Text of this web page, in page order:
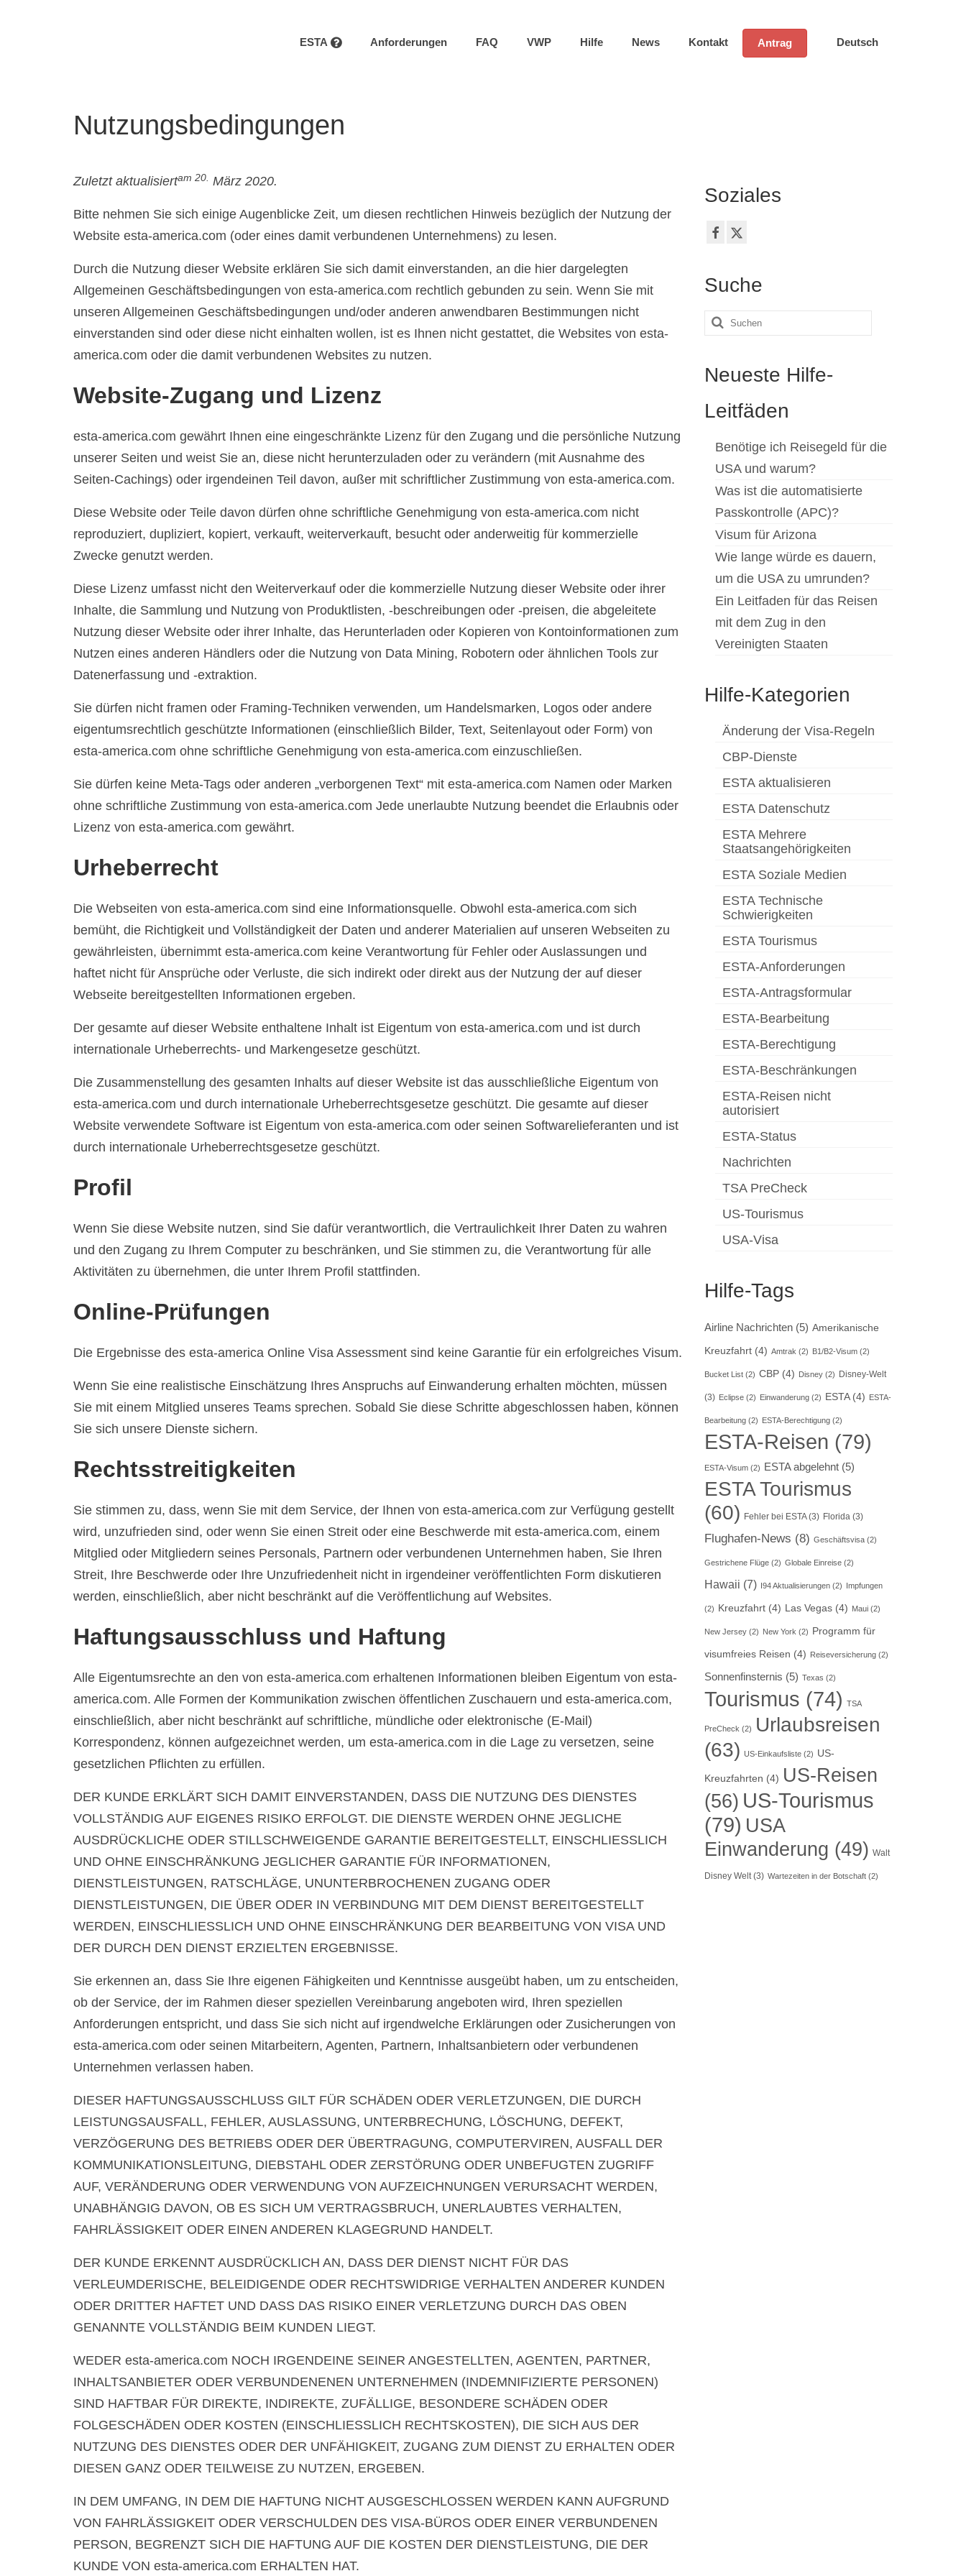
ESTA Anforderungen FAQ VWP Hilfe News Kontakt Antrag Deutsch
Nutzungsbedingungen
Zuletzt aktualisiertam 20. März 2020.
Bitte nehmen Sie sich einige Augenblicke Zeit, um diesen rechtlichen Hinweis bezüglich der Nutzung der
Website esta-america.com (oder eines damit verbundenen Unternehmens) zu lesen.
Durch die Nutzung dieser Website erklären Sie sich damit einverstanden, an die hier dargelegten
Allgemeinen Geschäftsbedingungen von esta-america.com rechtlich gebunden zu sein. Wenn Sie mit
unseren Allgemeinen Geschäftsbedingungen und/oder anderen anwendbaren Bestimmungen nicht
einverstanden sind oder diese nicht einhalten wollen, ist es Ihnen nicht gestattet, die Websites von esta-
america.com oder die damit verbundenen Websites zu nutzen.
Website-Zugang und Lizenz
esta-america.com gewährt Ihnen eine eingeschränkte Lizenz für den Zugang und die persönliche Nutzung
unserer Seiten und weist Sie an, diese nicht herunterzuladen oder zu verändern (mit Ausnahme des
Seiten-Cachings) oder irgendeinen Teil davon, außer mit schriftlicher Zustimmung von esta-america.com.
Diese Website oder Teile davon dürfen ohne schriftliche Genehmigung von esta-america.com nicht
reproduziert, dupliziert, kopiert, verkauft, weiterverkauft, besucht oder anderweitig für kommerzielle
Zwecke genutzt werden.
Diese Lizenz umfasst nicht den Weiterverkauf oder die kommerzielle Nutzung dieser Website oder ihrer
Inhalte, die Sammlung und Nutzung von Produktlisten, -beschreibungen oder -preisen, die abgeleitete
Nutzung dieser Website oder ihrer Inhalte, das Herunterladen oder Kopieren von Kontoinformationen zum
Nutzen eines anderen Händlers oder die Nutzung von Data Mining, Robotern oder ähnlichen Tools zur
Datenerfassung und -extraktion.
Sie dürfen nicht framen oder Framing-Techniken verwenden, um Handelsmarken, Logos oder andere
eigentumsrechtlich geschützte Informationen (einschließlich Bilder, Text, Seitenlayout oder Form) von
esta-america.com ohne schriftliche Genehmigung von esta-america.com einzuschließen.
Sie dürfen keine Meta-Tags oder anderen „verborgenen Text“ mit esta-america.com Namen oder Marken
ohne schriftliche Zustimmung von esta-america.com Jede unerlaubte Nutzung beendet die Erlaubnis oder
Lizenz von esta-america.com gewährt.
Urheberrecht
Die Webseiten von esta-america.com sind eine Informationsquelle. Obwohl esta-america.com sich
bemüht, die Richtigkeit und Vollständigkeit der Daten und anderer Materialien auf unseren Webseiten zu
gewährleisten, übernimmt esta-america.com keine Verantwortung für Fehler oder Auslassungen und
haftet nicht für Ansprüche oder Verluste, die sich indirekt oder direkt aus der Nutzung der auf dieser
Webseite bereitgestellten Informationen ergeben.
Der gesamte auf dieser Website enthaltene Inhalt ist Eigentum von esta-america.com und ist durch
internationale Urheberrechts- und Markengesetze geschützt.
Die Zusammenstellung des gesamten Inhalts auf dieser Website ist das ausschließliche Eigentum von
esta-america.com und durch internationale Urheberrechtsgesetze geschützt. Die gesamte auf dieser
Website verwendete Software ist Eigentum von esta-america.com oder seinen Softwarelieferanten und ist
durch internationale Urheberrechtsgesetze geschützt.
Profil
Wenn Sie diese Website nutzen, sind Sie dafür verantwortlich, die Vertraulichkeit Ihrer Daten zu wahren
und den Zugang zu Ihrem Computer zu beschränken, und Sie stimmen zu, die Verantwortung für alle
Aktivitäten zu übernehmen, die unter Ihrem Profil stattfinden.
Online-Prüfungen
Die Ergebnisse des esta-america Online Visa Assessment sind keine Garantie für ein erfolgreiches Visum.
Wenn Sie eine realistische Einschätzung Ihres Anspruchs auf Einwanderung erhalten möchten, müssen
Sie mit einem Mitglied unseres Teams sprechen. Sobald Sie diese Schritte abgeschlossen haben, können
Sie sich unsere Dienste sichern.
Rechtsstreitigkeiten
Sie stimmen zu, dass, wenn Sie mit dem Service, der Ihnen von esta-america.com zur Verfügung gestellt
wird, unzufrieden sind, oder wenn Sie einen Streit oder eine Beschwerde mit esta-america.com, einem
Mitglied oder Mitgliedern seines Personals, Partnern oder verbundenen Unternehmen haben, Sie Ihren
Streit, Ihre Beschwerde oder Ihre Unzufriedenheit nicht in irgendeiner veröffentlichten Form diskutieren
werden, einschließlich, aber nicht beschränkt auf die Veröffentlichung auf Websites.
Haftungsausschluss und Haftung
Alle Eigentumsrechte an den von esta-america.com erhaltenen Informationen bleiben Eigentum von esta-
america.com. Alle Formen der Kommunikation zwischen öffentlichen Zuschauern und esta-america.com,
einschließlich, aber nicht beschränkt auf schriftliche, mündliche oder elektronische (E-Mail)
Korrespondenz, können aufgezeichnet werden, um esta-america.com in die Lage zu versetzen, seine
gesetzlichen Pflichten zu erfüllen.
DER KUNDE ERKLÄRT SICH DAMIT EINVERSTANDEN, DASS DIE NUTZUNG DES DIENSTES
VOLLSTÄNDIG AUF EIGENES RISIKO ERFOLGT. DIE DIENSTE WERDEN OHNE JEGLICHE
AUSDRÜCKLICHE ODER STILLSCHWEIGENDE GARANTIE BEREITGESTELLT, EINSCHLIESSLICH
UND OHNE EINSCHRÄNKUNG JEGLICHER GARANTIE FÜR INFORMATIONEN,
DIENSTLEISTUNGEN, RATSCHLÄGE, UNUNTERBROCHENEN ZUGANG ODER
DIENSTLEISTUNGEN, DIE ÜBER ODER IN VERBINDUNG MIT DEM DIENST BEREITGESTELLT
WERDEN, EINSCHLIESSLICH UND OHNE EINSCHRÄNKUNG DER BEARBEITUNG VON VISA UND
DER DURCH DEN DIENST ERZIELTEN ERGEBNISSE.
Sie erkennen an, dass Sie Ihre eigenen Fähigkeiten und Kenntnisse ausgeübt haben, um zu entscheiden,
ob der Service, der im Rahmen dieser speziellen Vereinbarung angeboten wird, Ihren speziellen
Anforderungen entspricht, und dass Sie sich nicht auf irgendwelche Erklärungen oder Zusicherungen von
esta-america.com oder seinen Mitarbeitern, Agenten, Partnern, Inhaltsanbietern oder verbundenen
Unternehmen verlassen haben.
DIESER HAFTUNGSAUSSCHLUSS GILT FÜR SCHÄDEN ODER VERLETZUNGEN, DIE DURCH
LEISTUNGSAUSFALL, FEHLER, AUSLASSUNG, UNTERBRECHUNG, LÖSCHUNG, DEFEKT,
VERZÖGERUNG DES BETRIEBS ODER DER ÜBERTRAGUNG, COMPUTERVIREN, AUSFALL DER
KOMMUNIKATIONSLEITUNG, DIEBSTAHL ODER ZERSTÖRUNG ODER UNBEFUGTEN ZUGRIFF
AUF, VERÄNDERUNG ODER VERWENDUNG VON AUFZEICHNUNGEN VERURSACHT WERDEN,
UNABHÄNGIG DAVON, OB ES SICH UM VERTRAGSBRUCH, UNERLAUBTES VERHALTEN,
FAHRLÄSSIGKEIT ODER EINEN ANDEREN KLAGEGRUND HANDELT.
DER KUNDE ERKENNT AUSDRÜCKLICH AN, DASS DER DIENST NICHT FÜR DAS
VERLEUMDERISCHE, BELEIDIGENDE ODER RECHTSWIDRIGE VERHALTEN ANDERER KUNDEN
ODER DRITTER HAFTET UND DASS DAS RISIKO EINER VERLETZUNG DURCH DAS OBEN
GENANNTE VOLLSTÄNDIG BEIM KUNDEN LIEGT.
WEDER esta-america.com NOCH IRGENDEINE SEINER ANGESTELLTEN, AGENTEN, PARTNER,
INHALTSANBIETER ODER VERBUNDENENEN UNTERNEHMEN (INDEMNIFIZIERTE PERSONEN)
SIND HAFTBAR FÜR DIREKTE, INDIREKTE, ZUFÄLLIGE, BESONDERE SCHÄDEN ODER
FOLGESCHÄDEN ODER KOSTEN (EINSCHLIESSLICH RECHTSKOSTEN), DIE SICH AUS DER
NUTZUNG DES DIENSTES ODER DER UNFÄHIGKEIT, ZUGANG ZUM DIENST ZU ERHALTEN ODER
DIESEN GANZ ODER TEILWEISE ZU NUTZEN, ERGEBEN.
IN DEM UMFANG, IN DEM DIE HAFTUNG NICHT AUSGESCHLOSSEN WERDEN KANN AUFGRUND
VON FAHRLÄSSIGKEIT ODER VERSCHULDEN DES VISA-BÜROS ODER EINER VERBUNDENEN
PERSON, BEGRENZT SICH DIE HAFTUNG AUF DIE KOSTEN DER DIENSTLEISTUNG, DIE DER
KUNDE VON esta-america.com ERHALTEN HAT.
Soziales
Suche
Suche
Neueste Hilfe-
Leitfäden
Benötige ich Reisegeld für die
USA und warum?
Was ist die automatisierte
Passkontrolle (APC)?
Visum für Arizona
Wie lange würde es dauern,
um die USA zu umrunden?
Ein Leitfaden für das Reisen
mit dem Zug in den
Vereinigten Staaten
Hilfe-Kategorien
Änderung der Visa-Regeln
CBP-Dienste
ESTA aktualisieren
ESTA Datenschutz
ESTA Mehrere
Staatsangehörigkeiten
ESTA Soziale Medien
ESTA Technische
Schwierigkeiten
ESTA Tourismus
ESTA-Anforderungen
ESTA-Antragsformular
ESTA-Bearbeitung
ESTA-Berechtigung
ESTA-Beschränkungen
ESTA-Reisen nicht
autorisiert
ESTA-Status
Nachrichten
TSA PreCheck
US-Tourismus
USA-Visa
Hilfe-Tags
Airline Nachrichten(5) Amerikanische
Kreuzfahrt(4) Amtrak (2) B1/B2-Visum(2)
Bucket List(2) CBP(4) Disney(2) Disney-Welt
(3) Eclipse(2) Einwanderung(2) ESTA(4) ESTA-
Bearbeitung(2) ESTA-Berechtigung(2)
ESTA-Reisen (79)
ESTA-Visum(2) ESTA abgelehnt(5)
ESTA Tourismus
(60) Fehler bei ESTA(3) Florida (3)
Flughafen-News (8) Geschäftsvisa(2)
Gestrichene Flüge(2) Globale Einreise(2)
Hawaii (7) I94 Aktualisierungen(2) Impfungen
(2) Kreuzfahrt(4) Las Vegas(4) Maui(2)
New Jersey(2) New York (2) Programm für
visumfreies Reisen (4) Reiseversicherung(2)
Sonnenfinsternis (5) Texas (2)
Tourismus (74) TSA
PreCheck (2)
Urlaubsreisen
(63) US-Einkaufsliste(2) US-
Kreuzfahrten (4) US-Reisen
(56) US-Tourismus
(79) USA
Einwanderung (49) Walt
Disney Welt(3) Wartezeiten in der Botschaft(2)